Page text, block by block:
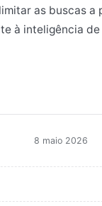
as buscas a
à inteligência
8 maio 2026